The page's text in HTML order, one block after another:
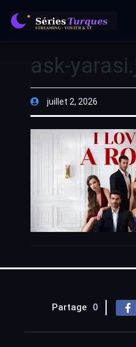
ask-
juillet 2, 2026
Partage 0